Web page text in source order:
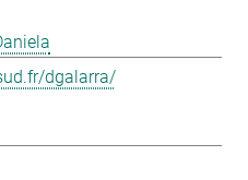
dgalarra/